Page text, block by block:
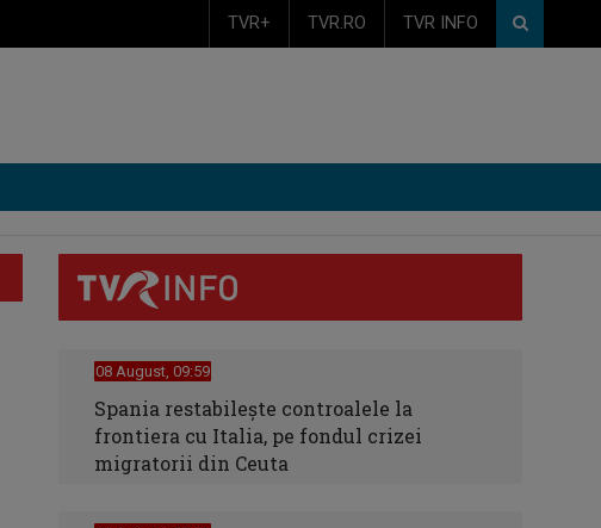
TVR+ TVR.RO TVR INFO
08 August, 09:59
Spania restabileşte controalele la
frontiera cu Italia, pe fondul crizei
migratorii din Ceuta